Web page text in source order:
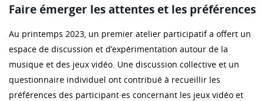
Faire émerger les attentes et les préférences
Au printemps 2023, un premier atelier participatif a offert un
espace de discussion et d’expérimentation autour de la
musique et des jeux vidéo. Une discussion collective et un
questionnaire individuel ont contribué à recueillir les
préférences des participant·es concernant les jeux vidéo et